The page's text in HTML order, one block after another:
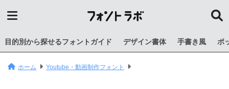
目的別から探せるフォントガイド デザイン書体 手書き風 ポ
ホーム Youtube・動画制作フォント